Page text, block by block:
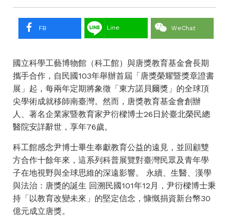
FB Line WeChat
國立科學工藝博物館（科工館）與唐獎教育基金會長期
攜手合作，自民國103年舉辦首屆「唐獎榮耀暨獎章證書
展」起，每兩年定期將象徵「東方諾貝爾獎」的全球頂
尖學術成就移師南臺灣。然而，唐獎教育基金會創辦
人、著名企業家暨教育家尹衍樑博士26日於臺北榮民總
醫院安詳辭世，享年76歲。
科工館感念尹博士畢生奉獻教育公益的遠見，並回顧雙
方合作十餘年來，這系列科普展覽對臺灣民眾及青年學
子在地視野與全球思維的深遠影響。 永續、生醫、漢學
與法治：唐獎的誕生 回溯民國101年12月，尹衍樑博士秉
持「以教育改變未來」的堅定信念，慷慨捐資新台幣30
億元成立唐獎。